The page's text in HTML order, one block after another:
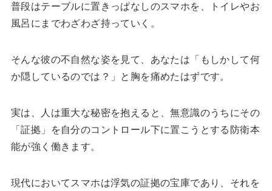
普段はテーブルに置きっぱなしのスマホを、トイレやお
風呂にまでわざわざ持っていく。
そんな彼の不自然な姿を見て、あなたは「もしかして何
か隠しているのでは？」と胸を痛めたはずです。
実は、人は重大な秘密を抱えると、無意識のうちにその
「証拠」を自分のコントロール下に置こうとする防衛本
能が強く働きます。
現代においてスマホは浮気の証拠の宝庫であり、それを